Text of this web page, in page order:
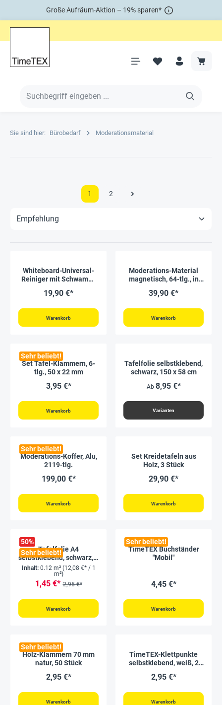
Große Aufräum-Aktion – 19% sparen*
Sie sind hier: Bürobedarf Moderationsmaterial
1 2
Whiteboard-Universal-
Reiniger mit Schwamm,
19,90 €*
Warenkorb
Moderations-Material
magnetisch, 64-tlg., in
39,90 €*
Warenkorb
Sehr beliebt!
Set Tafel-Klammern, 6-
tlg., 50 x 22 mm
3,95 €*
Warenkorb
Tafelfolie selbstklebend,
schwarz, 150 x 58 cm
Ab 8,95 €*
Varianten
Sehr beliebt!
Moderations-Koffer, Alu,
2119-tlg.
199,00 €*
Warenkorb
Set Kreidetafeln aus
Holz, 3 Stück
29,90 €*
Warenkorb
50%
Sehr beliebt!
Tafelfolie A4
selbstklebend, schwarz, 2
Stück
Inhalt: 0.12 m² (12,08 €* / 1
m²)
1,45 €* 2,95 €*
Warenkorb
Sehr beliebt!
TimeTEX Buchständer
"Mobil"
4,45 €*
Warenkorb
Sehr beliebt!
Holz-Klammern 70 mm
natur, 50 Stück
2,95 €*
Warenkorb
TimeTEX-Klettpunkte
selbstklebend, weiß, 2
2,95 €*
Warenkorb